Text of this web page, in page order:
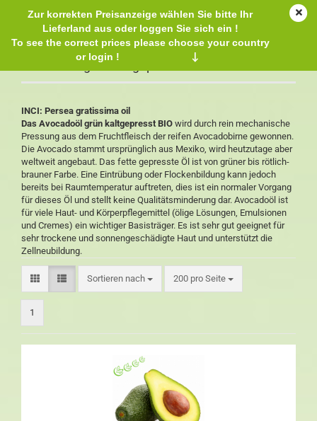
Zur korrekten Preisanzeige wählen Sie bitte Ihr
Lieferland aus oder loggen Sie sich ein !
To see the correct prices please choose your country
or login !
↓
Avocadoöl grün kaltgepresst BIO
INCI: Persea gratissima oil
Das Avocadoöl grün kaltgepresst BIO wird durch rein mechanische
Pressung aus dem Fruchtfleisch der reifen Avocadobirne gewonnen.
Die Avocado stammt ursprünglich aus Mexiko, wird heutzutage aber
weltweit angebaut. Das fette gepresste Öl ist von grüner bis rötlich-
brauner Farbe. Eine Eintrübung oder Flockenbildung kann jedoch
bereits bei Raumtemperatur auftreten, dies ist ein normaler Vorgang
für dieses Öl und stellt keine Qualitätsminderung dar. Avocadoöl ist
für viele Haut- und Körperpflegemittel (ölige Lösungen, Emulsionen
und Cremes) ein wichtiger Basisträger. Es ist sehr gut geeignet für
sehr trockene und sonnengeschädigte Haut und unterstützt die
Zellneubildung.
Sortieren nach 200 pro Seite
1